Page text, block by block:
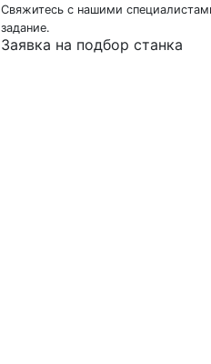
Свяжитесь с нашими
задание.
Заявка на подбор станка